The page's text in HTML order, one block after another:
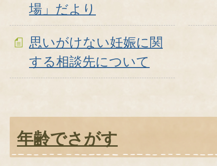
場」だより
思いがけない妊娠に関
する相談先について
年齢でさがす